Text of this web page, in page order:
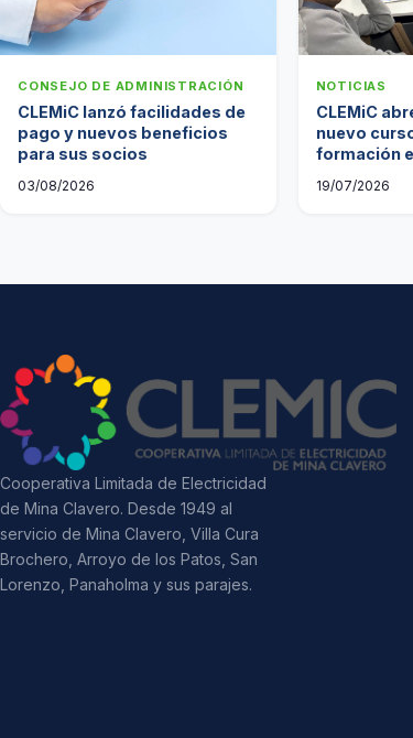
CONSEJO DE ADMINISTRACIÓN
CLEMiC lanzó facilidades de
pago y nuevos beneficios
para sus socios
03/08/2026
NOTICIAS
CLEMiC
nuevo
formación
19/07/2026
Cooperativa Limitada de Electricidad
de Mina Clavero. Desde 1949 al
servicio de Mina Clavero, Villa Cura
Brochero, Arroyo de los Patos, San
Lorenzo, Panaholma y sus parajes.